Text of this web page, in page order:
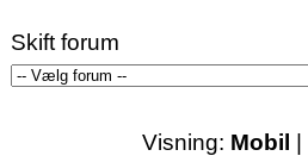
Skift forum
Visning: Mobil |